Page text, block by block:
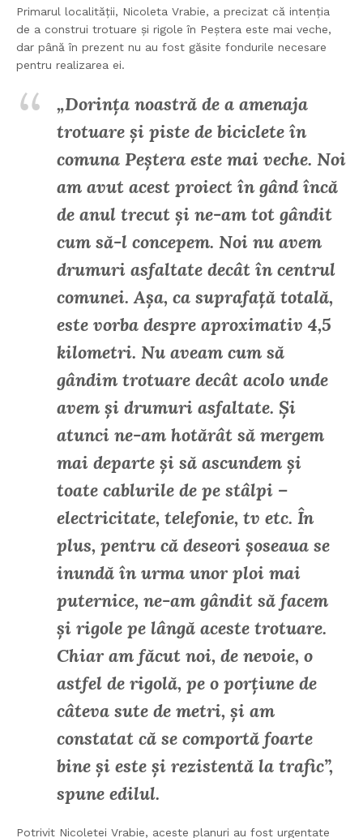
Primarul localității, Nicoleta Vrabie, a precizat că intenția
de a construi trotuare și rigole în Peștera este mai veche,
dar până în prezent nu au fost găsite fondurile necesare
pentru realizarea ei.
„Dorința noastră de a amenaja
trotuare și piste de biciclete în
comuna Peștera este mai veche. Noi
am avut acest proiect în gând încă
de anul trecut și ne-am tot gândit
cum să-l concepem. Noi nu avem
drumuri asfaltate decât în centrul
comunei. Așa, ca suprafață totală,
este vorba despre aproximativ 4,5
kilometri. Nu aveam cum să
gândim trotuare decât acolo unde
avem și drumuri asfaltate. Și
atunci ne-am hotărât să mergem
mai departe și să ascundem și
toate cablurile de pe stâlpi –
electricitate, telefonie, tv etc. În
plus, pentru că deseori șoseaua se
inundă în urma unor ploi mai
puternice, ne-am gândit să facem
și rigole pe lângă aceste trotuare.
Chiar am făcut noi, de nevoie, o
astfel de rigolă, pe o porțiune de
câteva sute de metri, și am
constatat că se comportă foarte
bine și este și rezistentă la trafic”,
spune edilul.
Potrivit Nicoletei Vrabie, aceste planuri au fost urgentate